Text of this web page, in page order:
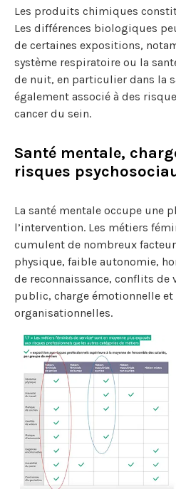
Les produits chimiques
Les différences biologiques
de certaines expositions,
système respiratoire ou la
de nuit, en particulier dans la
également associé à des
cancer du sein.
Santé mentale,
risques
La santé mentale occupe une
l’intervention. Les métiers
cumulent de nombreux
physique, faible autonomie,
de reconnaissance, conflits de
public, charge émotionnelle et
organisationnelles.